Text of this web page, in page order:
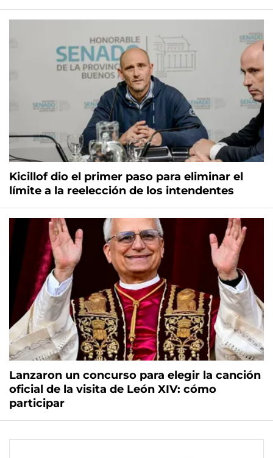
Kicillof dio el primer paso para eliminar el
límite a la reelección de los intendentes
Lanzaron un concurso para elegir la canción
oficial de la visita de León XIV: cómo
participar